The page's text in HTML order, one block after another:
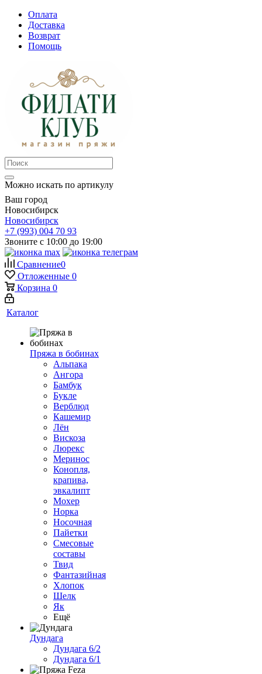
Оплата
Доставка
Возврат
Помощь
Можно искать по артикулу
Ваш город
Новосибирск
Новосибирск
+7 (993) 004 70 93
Звоните с 10:00 до 19:00
Сравнение0
Отложенные 0
Корзина 0
Каталог
Пряжа в бобинах
Альпака
Ангора
Бамбук
Букле
Верблюд
Кашемир
Лён
Вискоза
Люрекс
Меринос
Конопля,
крапива,
эвкалипт
Мохер
Норка
Носочная
Пайетки
Смесовые
составы
Твид
Фантазийная
Хлопок
Шелк
Як
Ещё
Дундага
Дундага 6/2
Дундага 6/1